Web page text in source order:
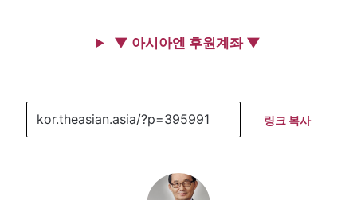
▼ 아시아엔 후원계좌 ▼
링크 복사